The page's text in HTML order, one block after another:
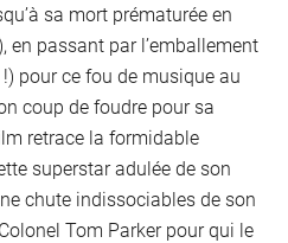
sa mort prématurée en
en passant par l’emballement
pour ce fou de musique au
coup de foudre pour sa
retrace la formidable
superstar adulée de son
chute indissociables de son
Tom Parker pour qui le